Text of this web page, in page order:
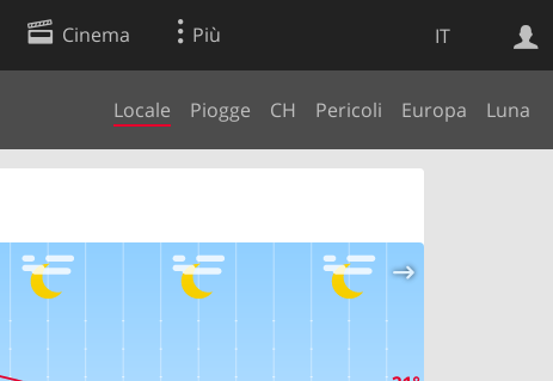
IT
Cinema Più
Locale Piogge CH Pericoli Europa Luna
Ricerca Web